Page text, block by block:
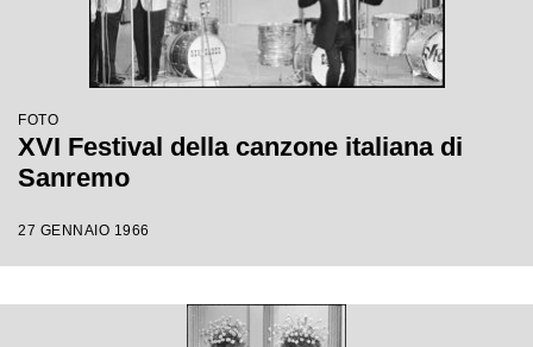
FOTO
XVI Festival della canzone italiana di
Sanremo
27 GENNAIO 1966